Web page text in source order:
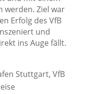
werden. Ziel war
Erfolg des VfB
und
ins Auge fällt.
Stuttgart, VfB